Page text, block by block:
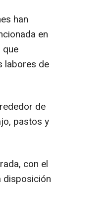
han
en
labores de
de
pastos y
con el
disposición